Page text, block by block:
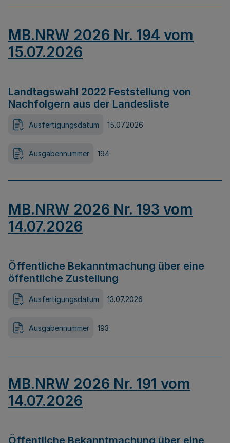
MB.NRW 2026 Nr. 194 vom
15.07.2026
Landtagswahl 2022 Feststellung von
Nachfolgern aus der Landesliste
Ausfertigungsdatum 15.07.2026
Ausgabennummer 194
MB.NRW 2026 Nr. 193 vom
14.07.2026
Öffentliche Bekanntmachung über eine
öffentliche Zustellung
Ausfertigungsdatum 13.07.2026
Ausgabennummer 193
MB.NRW 2026 Nr. 191 vom
14.07.2026
Öffentliche Bekanntmachung über eine